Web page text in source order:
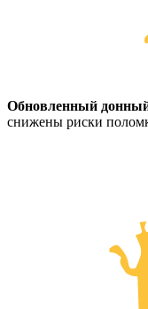
Обновленный
снижены риски